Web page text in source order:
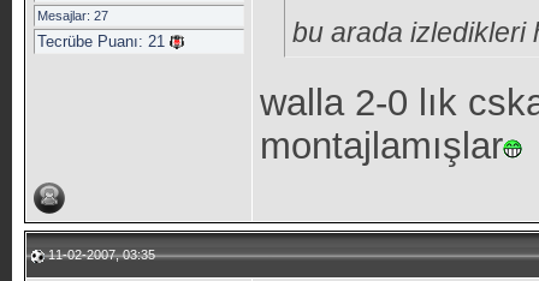
Mesajlar: 27
Tecrübe Puanı: 21 bu arada izledikleri
walla 2-0 lık
montajlamışlar
11-02-2007, 03:35